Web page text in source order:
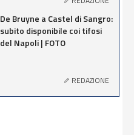
De Bruyne a Castel di Sangro:
subito disponibile coi tifosi
del Napoli | FOTO
REDAZIONE